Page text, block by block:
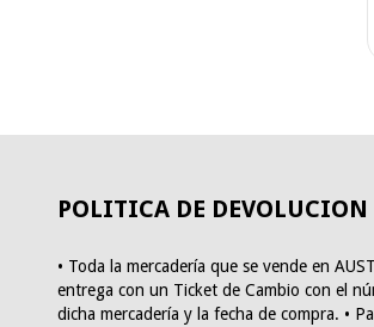
POLITICA DE DEVOLUCION
• Toda la mercadería que se vende en
entrega con un Ticket de Cambio con el
dicha mercadería y la fecha de compra. •